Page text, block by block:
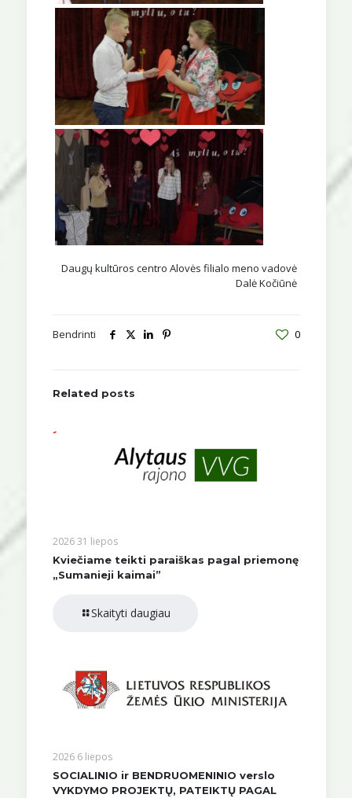
Daugų kultūros centro Alovės filialo meno vadovė
Dalė Kočiūnė
Bendrinti 0
Related posts
2026 31 liepos
Kviečiame teikti paraiškas pagal priemonę
„Sumanieji kaimai”
Skaityti daugiau
2026 6 liepos
SOCIALINIO ir BENDRUOMENINIO verslo
VYKDYMO PROJEKTŲ, PATEIKTŲ PAGAL